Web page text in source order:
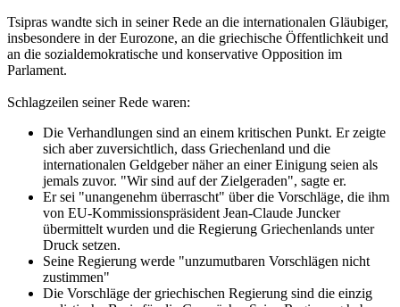
Tsipras wandte sich in seiner Rede an die internationalen Gläubiger,
insbesondere in der Eurozone, an die griechische Öffentlichkeit und
an die sozialdemokratische und konservative Opposition im
Parlament.
Schlagzeilen seiner Rede waren:
Die Verhandlungen sind an einem kritischen Punkt. Er zeigte
sich aber zuversichtlich, dass Griechenland und die
internationalen Geldgeber näher an einer Einigung seien als
jemals zuvor. "Wir sind auf der Zielgeraden", sagte er.
Er sei "unangenehm überrascht" über die Vorschläge, die ihm
von EU-Kommissionspräsident Jean-Claude Juncker
übermittelt wurden und die Regierung Griechenlands unter
Druck setzen.
Seine Regierung werde "unzumutbaren Vorschlägen nicht
zustimmen"
Die Vorschläge der griechischen Regierung sind die einzig